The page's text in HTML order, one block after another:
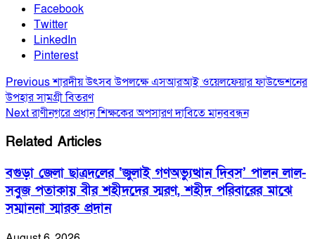
Facebook
Twitter
LinkedIn
Pinterest
Previousশারদীয় উৎসব উপলক্ষে এসআরআই ওয়েলফেয়ার ফাউন্ডেশনের
উপহার সামগ্রী বিতরণ
Nextরাণীনগরে প্রধান শিক্ষকের অপসারণ দাবিতে মানববন্ধন
Related Articles
বগুড়া জেলা ছাত্রদলের ‘জুলাই গণঅভ্যুত্থান দিবস’ পালন লাল-
সবুজ পতাকায় বীর শহীদদের স্মরণ, শহীদ পরিবারের মাঝে
সম্মাননা স্মারক প্রদান